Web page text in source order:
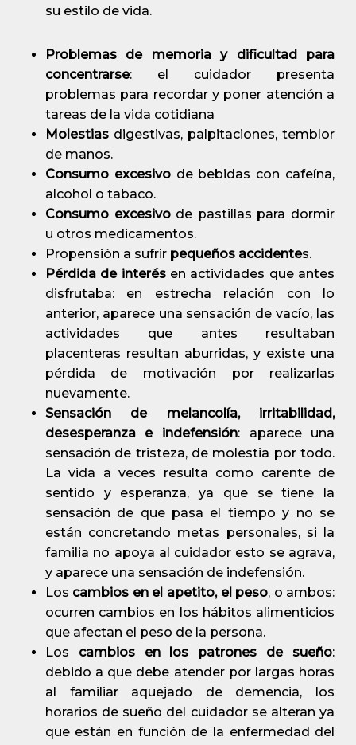
su estilo de vida.
Problemas de memoria y dificultad para
concentrarse: el cuidador presenta
problemas para recordar y poner atención a
tareas de la vida cotidiana
Molestiasdigestivas, palpitaciones, temblor
de manos.
Consumo excesivode bebidas con cafeína,
alcohol o tabaco.
Consumo excesivode pastillas para dormir
u otros medicamentos.
Propensión a sufrir pequeños accidentes.
Pérdida de interésen actividades que antes
disfrutaba: en estrecha relación con lo
anterior, aparece una sensación de vacío, las
actividades que antes resultaban
placenteras resultan aburridas, y existe una
pérdida de motivación por realizarlas
nuevamente.
Sensación de melancolía, irritabilidad,
desesperanza e indefensión: aparece una
sensación de tristeza, de molestia por todo.
La vida a veces resulta como carente de
sentido y esperanza, ya que se tiene la
sensación de que pasa el tiempo y no se
están concretando metas personales, si la
familia no apoya al cuidador esto se agrava,
y aparece una sensación de indefensión.
Los cambios en el apetito, el peso, o ambos:
ocurren cambios en los hábitos alimenticios
que afectan el peso de la persona.
Los cambios en los patrones de sueño:
debido a que debe atender por largas horas
al familiar aquejado de demencia, los
horarios de sueño del cuidador se alteran ya
que están en función de la enfermedad del